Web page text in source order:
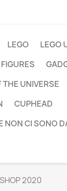
LEGO LEGO
UNIVERSE
CUPHEAD
NON CI SONO
2020